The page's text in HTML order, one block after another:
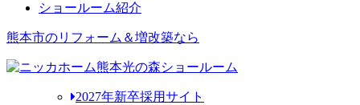
ショールーム紹介
熊本市のリフォーム＆増改築なら
2027年新卒採用サイト